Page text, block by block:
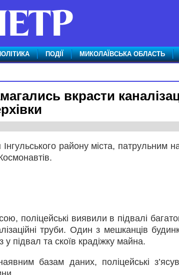
ПОДІЇ МИКОЛАЇВСЬКА ОБЛАСТЬ
вкрасти
району міста, патрульним
поліцейські виявили в підвалі
труби. Один з мешканців
у підвал та скоїв крадіжку майна.
базам даних, поліцейські